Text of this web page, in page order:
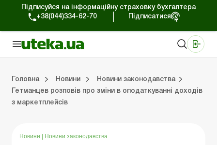
Підписуйся на інформаційну страховку бухгалтера
+38(044)334-62-70
Підписатися
Головна Новини
Новини законодавства
Гетманцев розповів про зміни в оподаткуванні доходів
з маркетплейсів
Новини Новини законодавства